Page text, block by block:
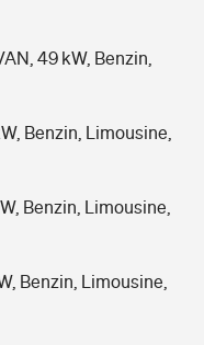
49 kW, Benzin,
Benzin, Limousine,
Benzin, Limousine,
Benzin, Limousine,